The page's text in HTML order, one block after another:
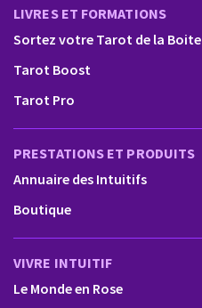
LIVRES ET FORMATIONS
Sortez votre Tarot de la Boite
Tarot Boost
Tarot Pro
PRESTATIONS ET PRODUITS
Annuaire des Intuitifs
Boutique
VIVRE INTUITIF
Le Monde en Rose